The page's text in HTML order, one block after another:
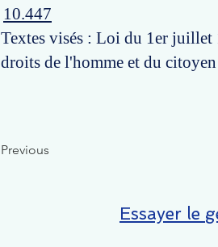
10.447
Textes visés : Loi du 1er juillet
droits de l'homme et du
Previous
Essayer le